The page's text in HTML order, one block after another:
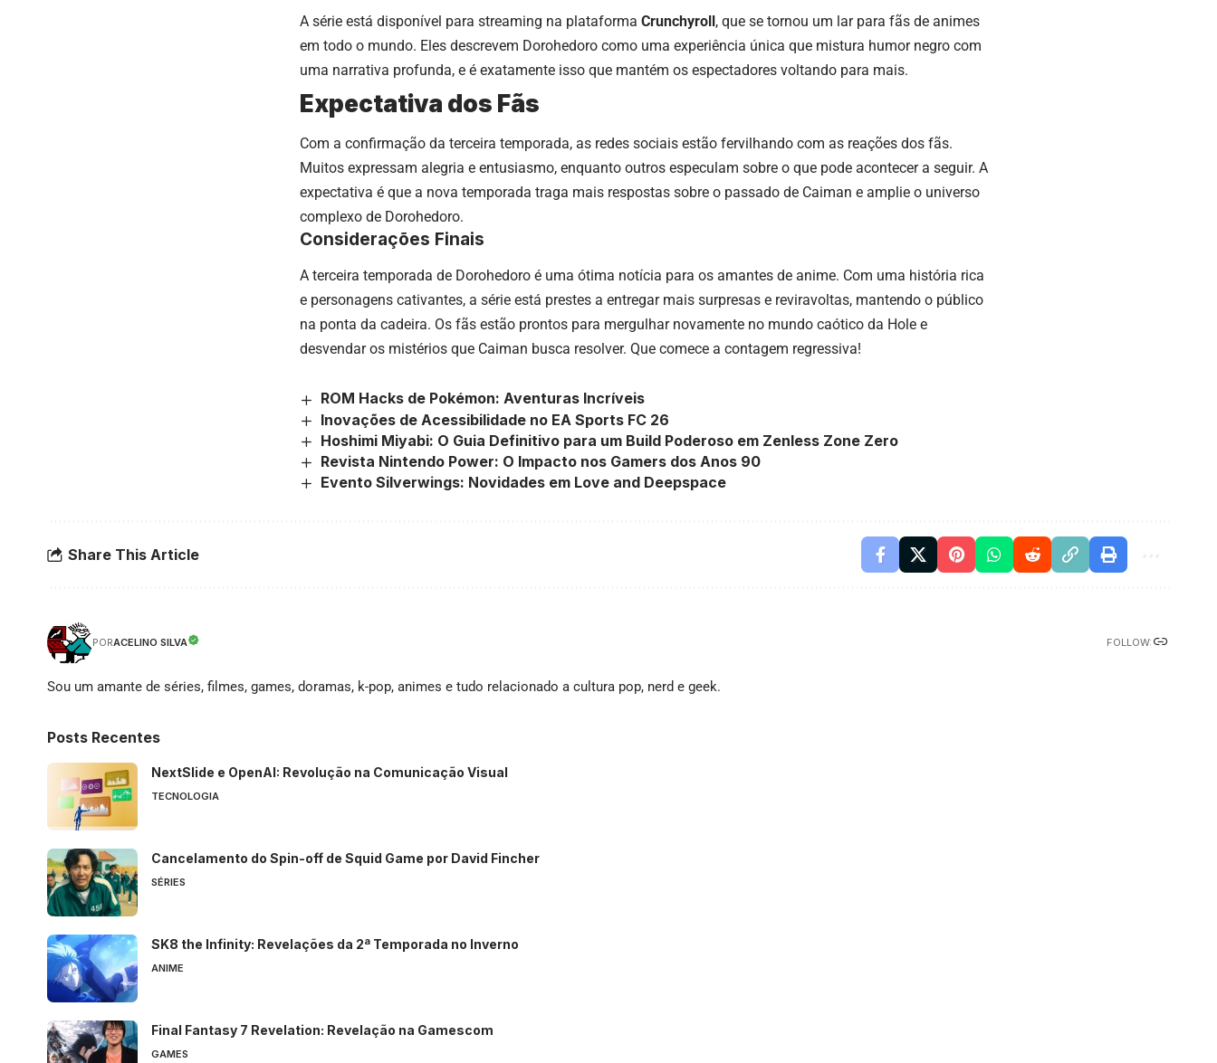
A série está disponível para streaming na plataforma Crunchyroll, que se tornou um lar para fãs de animes
em todo o mundo. Eles descrevem Dorohedoro como uma experiência única que mistura humor negro com
uma narrativa profunda, e é exatamente isso que mantém os espectadores voltando para mais.
Expectativa dos Fãs
Com a confirmação da terceira temporada, as redes sociais estão fervilhando com as reações dos fãs.
Muitos expressam alegria e entusiasmo, enquanto outros especulam sobre o que pode acontecer a seguir. A
expectativa é que a nova temporada traga mais respostas sobre o passado de Caiman e amplie o universo
complexo de Dorohedoro.
Considerações Finais
A terceira temporada de Dorohedoro é uma ótima notícia para os amantes de anime. Com uma história rica
e personagens cativantes, a série está prestes a entregar mais surpresas e reviravoltas, mantendo o público
na ponta da cadeira. Os fãs estão prontos para mergulhar novamente no mundo caótico da Hole e
desvendar os mistérios que Caiman busca resolver. Que comece a contagem regressiva!
ROM Hacks de Pokémon: Aventuras Incríveis
Inovações de Acessibilidade no EA Sports FC 26
Hoshimi Miyabi: O Guia Definitivo para um Build Poderoso em Zenless Zone Zero
Revista Nintendo Power: O Impacto nos Gamers dos Anos 90
Evento Silverwings: Novidades em Love and Deepspace
Share This Article
PORACELINO SILVA FOLLOW:
Sou um amante de séries, filmes, games, doramas, k-pop, animes e tudo relacionado a cultura pop, nerd e geek.
Posts Recentes
NextSlide e OpenAI: Revolução na Comunicação Visual
TECNOLOGIA
Cancelamento do Spin-off de Squid Game por David Fincher
SÉRIES
SK8 the Infinity: Revelações da 2ª Temporada no Inverno
ANIME
Final Fantasy 7 Revelation: Revelação na Gamescom
GAMES